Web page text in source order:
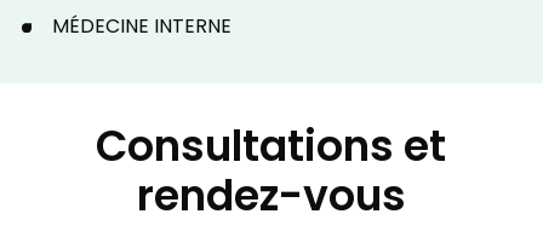
MÉDECINE INTERNE
Consultations et
rendez-vous